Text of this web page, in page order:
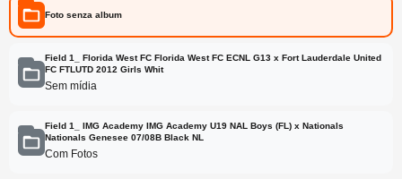
Foto senza album
Field 1_ Florida West FC Florida West FC ECNL G13 x Fort Lauderdale United
FC FTLUTD 2012 Girls Whit
Sem mídia
Field 1_ IMG Academy IMG Academy U19 NAL Boys (FL) x Nationals
Nationals Genesee 07/08B Black NL
Com Fotos